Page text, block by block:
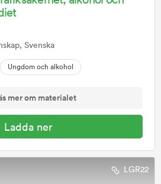
Svenska
Ungdom och alkohol
mer om materialet
Ladda ner
LGR22